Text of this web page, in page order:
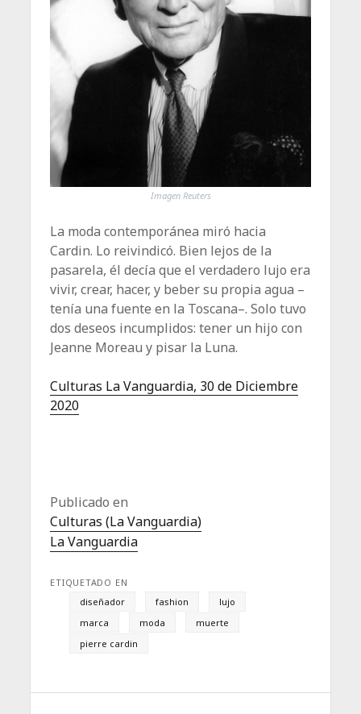
Imagen Reuters
La moda contemporánea miró hacia
Cardin. Lo reivindicó. Bien lejos de la
pasarela, él decía que el verdadero lujo era
vivir, crear, hacer, y beber su propia agua –
tenía una fuente en la Toscana–. Solo tuvo
dos deseos incumplidos: tener un hijo con
Jeanne Moreau y pisar la Luna.
Culturas La Vanguardia, 30 de Diciembre
2020
Publicado en
Culturas (La Vanguardia)
La Vanguardia
ETIQUETADO EN
diseñador
fashion
lujo
marca
moda
muerte
pierre cardin